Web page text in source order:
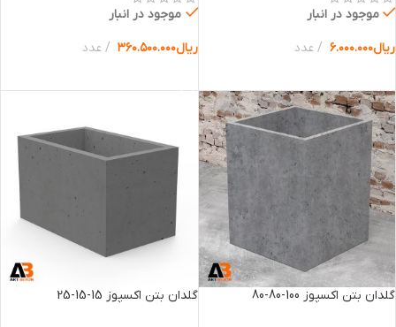
موجود در انبار
ریال۶.۰۰۰.۰۰۰ عدد
موجود در انبار
ریال۳۶۰.۵۰۰.۰۰۰ عدد
گلدان بتن اکسپوز 100-80-80 گلدان بتن اکسپوز 15-15-25